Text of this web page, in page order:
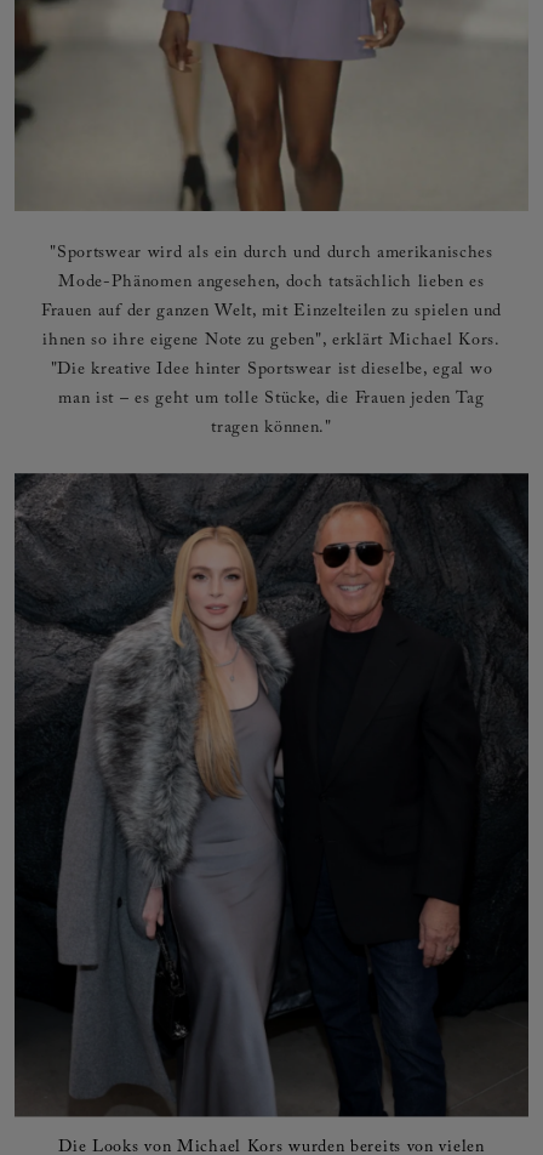
"Sportswear wird als ein durch und durch amerikanisches
Mode-Phänomen angesehen, doch tatsächlich lieben es
Frauen auf der ganzen Welt, mit Einzelteilen zu spielen und
ihnen so ihre eigene Note zu geben", erklärt Michael Kors.
"Die kreative Idee hinter Sportswear ist dieselbe, egal wo
man ist – es geht um tolle Stücke, die Frauen jeden Tag
tragen können."
Die Looks von Michael Kors wurden bereits von vielen